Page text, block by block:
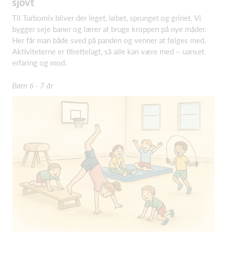
Til Turbomix bliver der leget, løbet, sprunget og grinet. Vi
bygger seje baner og lærer at bruge kroppen på nye måder.
Her får man både sved på panden og venner at følges med.
Aktiviteterne er tilrettelagt, så alle kan være med – uanset
erfaring og mod.
Børn 6 - 7 år